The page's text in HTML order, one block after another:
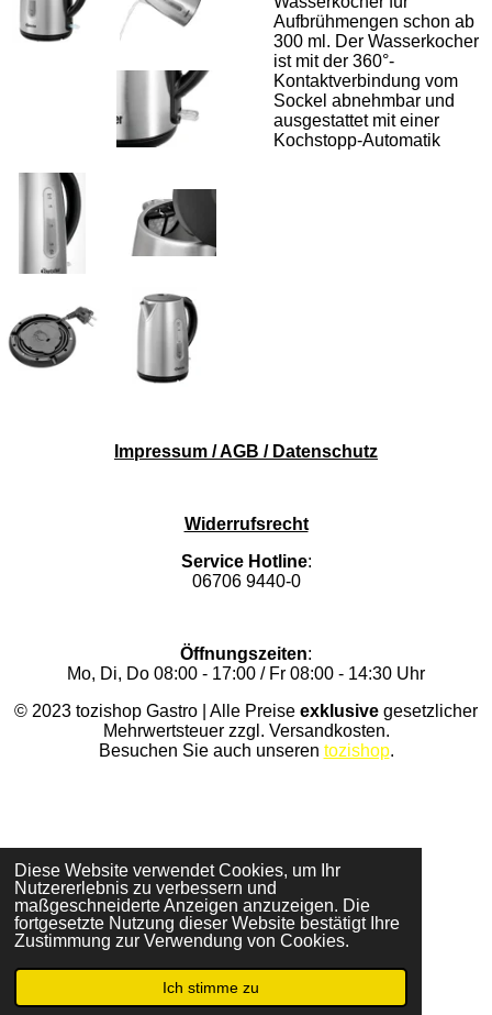
Diese Website verwendet Cookies, um Ihr
Nutzererlebnis zu verbessern und
maßgeschneiderte Anzeigen anzuzeigen. Die
fortgesetzte Nutzung dieser Website bestätigt Ihre
Zustimmung zur Verwendung von Cookies.
Ich stimme zu
Aufbrühmengen schon ab
300 ml. Der Wasserkocher
ist mit der 360°-
Kontaktverbindung vom
Sockel abnehmbar und
ausgestattet mit einer
Kochstopp-Automatik
Impressum / AGB / Datenschutz
Widerrufsrecht
Service Hotline:
06706 9440-0
Öffnungszeiten:
Mo, Di, Do 08:00 - 17:00 / Fr 08:00 - 14:30 Uhr
© 2023 tozishop Gastro | Alle Preise exklusive gesetzlicher
Mehrwertsteuer zzgl. Versandkosten.
Besuchen Sie auch unseren tozishop.